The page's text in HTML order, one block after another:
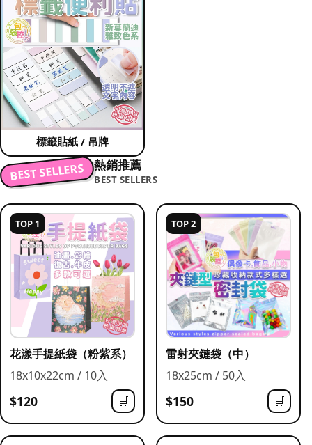
標籤貼紙 / 吊牌
BEST SELLERS 熱銷推薦
BEST SELLERS
TOP 1
花漾手提紙袋（粉紫系）
18x10x22cm / 10入
$120 🛒
TOP 2
雷射夾鏈袋（中）
18x25cm / 50入
$150 🛒